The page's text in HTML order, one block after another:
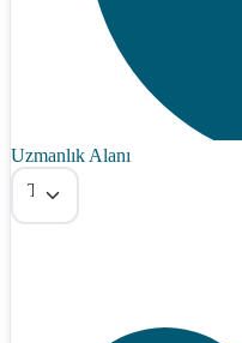
Uzmanlık Alanı
Tümü